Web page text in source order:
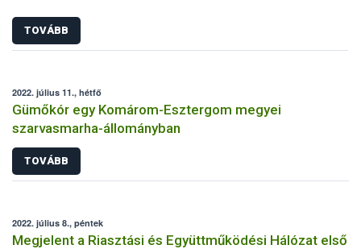
TOVÁBB
2022. július 11., hétfő
Gümőkór egy Komárom-Esztergom megyei
szarvasmarha-állományban
TOVÁBB
2022. július 8., péntek
Megjelent a Riasztási és Együttműködési Hálózat első